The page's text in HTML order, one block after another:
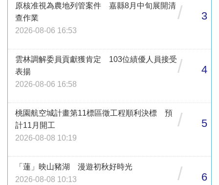
原核准視為農地列管案件 嘉縣8月中旬展開清
查作業
2026-08-06 16:53
/ 3
雲林調解委員貢獻獲肯定 103位績優人員接受
表揚
2026-08-06 16:58
/ 4
桃園航空城計畫第11標區徵工程順利決標 預
計11月開工
2026-08-08 10:19
/ 5
「蓮」映山豬湖 漫遊初秋好時光
2026-08-08 10:13
/ 6